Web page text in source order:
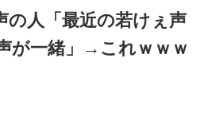
の人「最近の若けぇ声
が一緒」→これｗｗｗ